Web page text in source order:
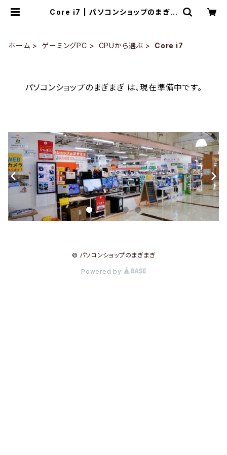
Core i7 | パソコンショップのまぎま
ホーム ゲーミングPC CPUから選ぶ Core i7
パソコンショップのまぎまぎ は、現在準備中です。
© パソコンショップのまぎまぎ
Powered by